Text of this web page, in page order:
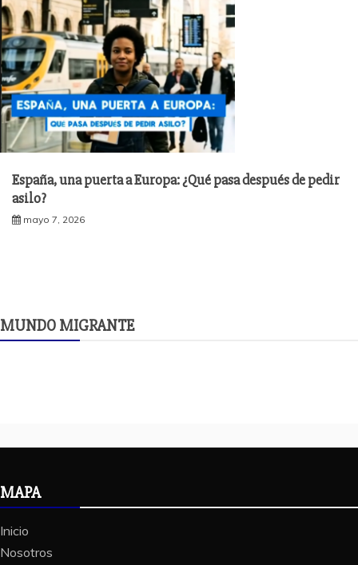
España, una puerta a Europa: ¿Qué pasa después de pedir
asilo?
mayo 7, 2026
MUNDO MIGRANTE
MAPA
Inicio
Nosotros